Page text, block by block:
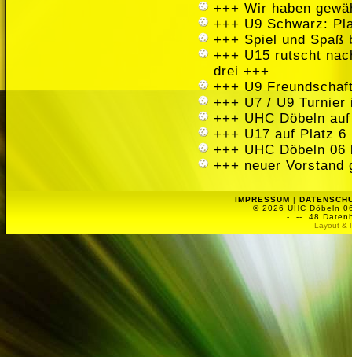
+++ Wir haben
+++ U9 Schwarz:
+++ Spiel und Spaß
+++ U15 rutscht
drei +++
+++ U9
+++ U7 / U9 Turnier
+++ UHC Döbeln
+++ U17 auf Platz
+++ UHC Döbeln
+++ neuer Vorstand
IMPRESSUM |
© 2026 UHC Döbeln
-
-- 48
Layout &